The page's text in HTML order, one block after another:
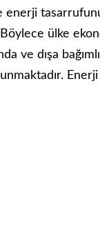
enerji
ülke
ve dışa